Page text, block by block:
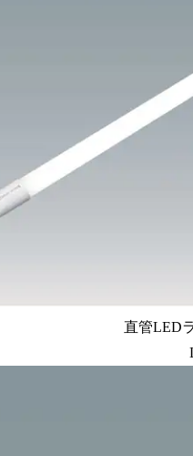
直管LED